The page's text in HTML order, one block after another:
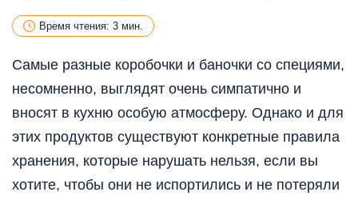
Время чтения: 3 мин.
Самые разные коробочки и баночки со специями,
несомненно, выглядят очень симпатично и
вносят в кухню особую атмосферу. Однако и для
этих продуктов существуют конкретные правила
хранения, которые нарушать нельзя, если вы
хотите, чтобы они не испортились и не потеряли